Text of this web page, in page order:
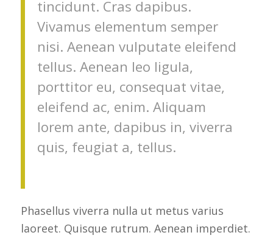
tincidunt. Cras dapibus.
Vivamus elementum semper
nisi. Aenean vulputate eleifend
tellus. Aenean leo ligula,
porttitor eu, consequat vitae,
eleifend ac, enim. Aliquam
lorem ante, dapibus in, viverra
quis, feugiat a, tellus.
Phasellus viverra nulla ut metus varius
laoreet. Quisque rutrum. Aenean imperdiet.